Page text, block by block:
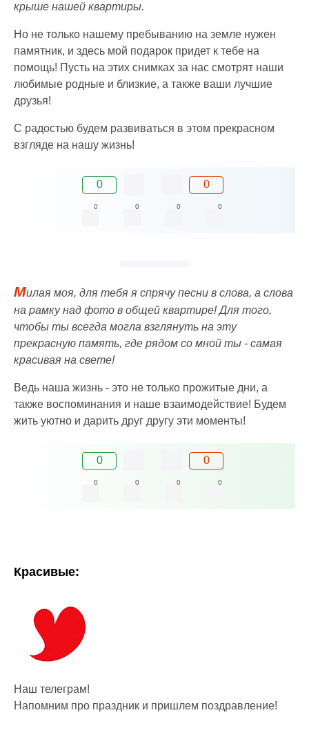
крыше нашей квартиры.
Но не только нашему пребыванию на земле нужен
памятник, и здесь мой подарок придет к тебе на
помощь! Пусть на этих снимках за нас смотрят наши
любимые родные и близкие, а также ваши лучшие
друзья!
С радостью будем развиваться в этом прекрасном
взгляде на нашу жизнь!
0 0
0 0 0 0
Милая моя, для тебя я спрячу песни в слова, а слова
на рамку над фото в общей квартире! Для того,
чтобы ты всегда могла взглянуть на эту
прекрасную память, где рядом со мной ты - самая
красивая на свете!
Ведь наша жизнь - это не только прожитые дни, а
также воспоминания и наше взаимодействие! Будем
жить уютно и дарить друг другу эти моменты!
0 0
0 0 0 0
Красивые:
Наш телеграм!
Напомним про праздник и пришлем поздравление!